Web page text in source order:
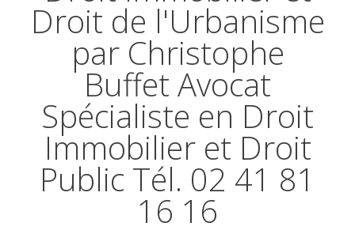
Droit de l'Urbanisme
par Christophe
Buffet Avocat
Spécialiste en Droit
Immobilier et Droit
Public Tél. 02 41 81
16 16